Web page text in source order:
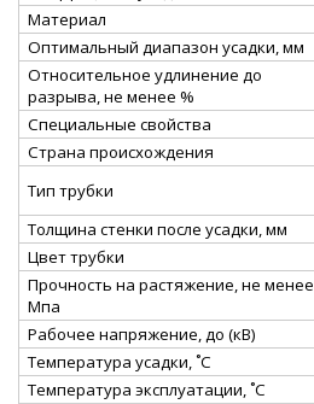
Материал
Оптимальный диапазон усадки, мм
Относительное удлинение до
разрыва, не менее %
Специальные свойства
Страна происхождения
Тип трубки
Толщина стенки после усадки, мм
Цвет трубки
Прочность на растяжение, не менее
Мпа
Рабочее напряжение, до (кВ)
Температура усадки, ˚С
Температура эксплуатации, ˚С